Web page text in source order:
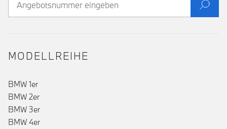
MODELLREIHE
BMW 1er
BMW 2er
BMW 3er
BMW 4er